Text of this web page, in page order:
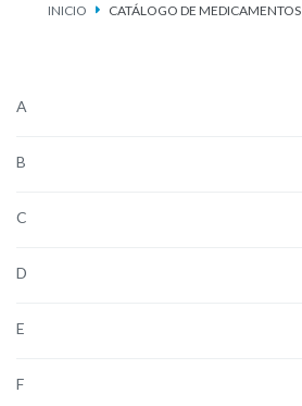
Ketosteril®
INICIO CATÁLOGO DE MEDICAMENTOS
A
B
C
D
E
F